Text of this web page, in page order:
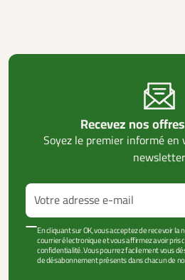
Recevez nos
Soyez le premier informé en
newsletter
En cliquant sur OK, vous acceptez de recevoir
courrier électronique et vous affirmez avoir pris
confidentialité. Vous pourrez facilement vous
de désabonnement présents dans chacun de